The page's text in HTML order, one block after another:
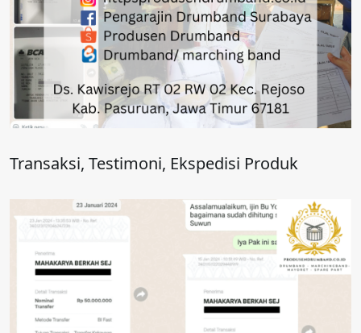
Transaksi, Testimoni, Ekspedisi Produk